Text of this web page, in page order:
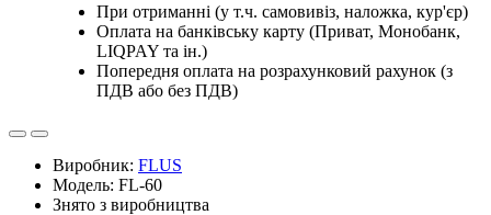
При отриманні (у т.ч. самовивіз, наложка, кур'єр)
Оплата на банківську карту (Приват, Монобанк,
LIQPAY та ін.)
Попередня оплата на розрахунковий рахунок (з
ПДВ або без ПДВ)
Виробник: FLUS
Модель: FL-60
Знято з виробництва